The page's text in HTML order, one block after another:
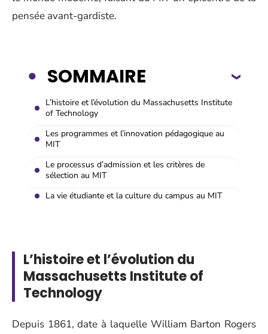
pensée avant-gardiste.
SOMMAIRE
L’histoire et l’évolution du Massachusetts Institute
of Technology
Les programmes et l’innovation pédagogique au
MIT
Le processus d’admission et les critères de
sélection au MIT
La vie étudiante et la culture du campus au MIT
L’histoire et l’évolution du
Massachusetts Institute of
Technology
Depuis 1861, date à laquelle William Barton Rogers